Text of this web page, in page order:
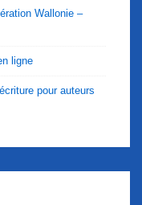
Wallonie –
ligne
pour auteurs